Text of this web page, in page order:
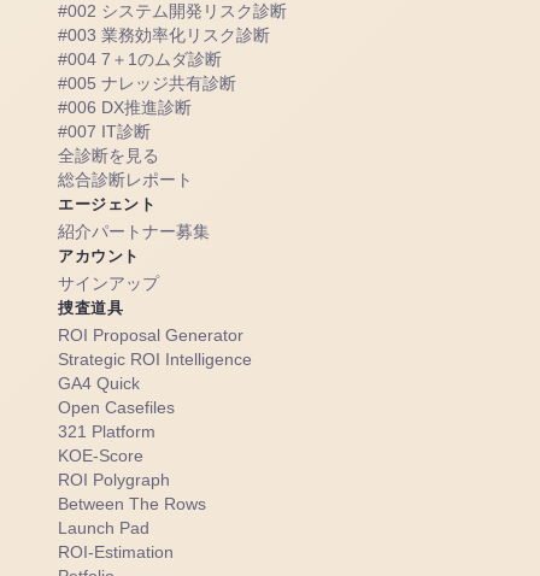
#002 システム開発リスク診断
#003 業務効率化リスク診断
#004 7＋1のムダ診断
#005 ナレッジ共有診断
#006 DX推進診断
#007 IT診断
全診断を見る
総合診断レポート
エージェント
紹介パートナー募集
アカウント
サインアップ
捜査道具
ROI Proposal Generator
Strategic ROI Intelligence
GA4 Quick
Open Casefiles
321 Platform
KOE-Score
ROI Polygraph
Between The Rows
Launch Pad
ROI-Estimation